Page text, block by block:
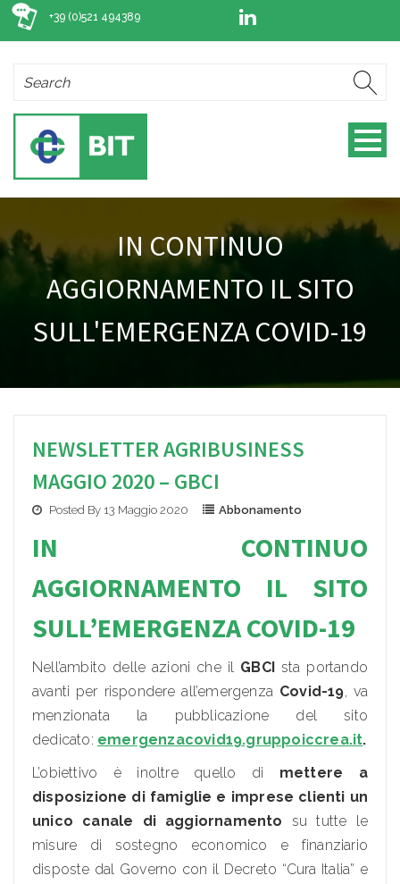
+39 (0)521 494389
IN CONTINUO
AGGIORNAMENTO IL SITO
SULL'EMERGENZA COVID-19
NEWSLETTER AGRIBUSINESS
MAGGIO 2020 – GBCI
Posted By 13 Maggio 2020 Abbonamento
IN CONTINUO
AGGIORNAMENTO IL SITO
SULL’EMERGENZA COVID-19
Nell’ambito delle azioni che il GBCI sta portando
avanti per rispondere all’emergenza Covid-19, va
menzionata la pubblicazione del sito
dedicato: emergenzacovid19.gruppoiccrea.it.
L’obiettivo è inoltre quello di mettere a
disposizione di famiglie e imprese clienti un
unico canale di aggiornamento su tutte le
misure di sostegno economico e finanziario
disposte dal Governo con il Decreto “Cura Italia” e